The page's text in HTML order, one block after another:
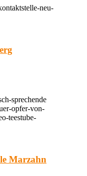
neu-
sprechende
opfer-von-
teestube-
Marzahn